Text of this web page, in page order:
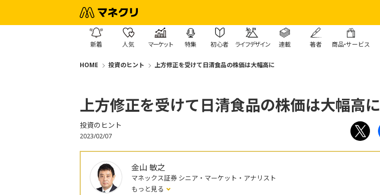
新着 人気 マーケット 特集 初心者 ライフデザイン 連載 著者 商品・サービス
HOME 投資のヒント 上方修正を受けて日清食品の株価は大幅高に
上方修正を受けて日清食品の株価は大幅高に
投資のヒント
2023/02/07
金山 敏之
マネックス証券 シニア・マーケット・アナリスト
もっと見る